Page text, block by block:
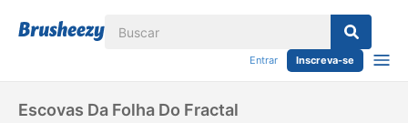
Entrar Inscreva-se
Escovas Da Folha Do Fractal